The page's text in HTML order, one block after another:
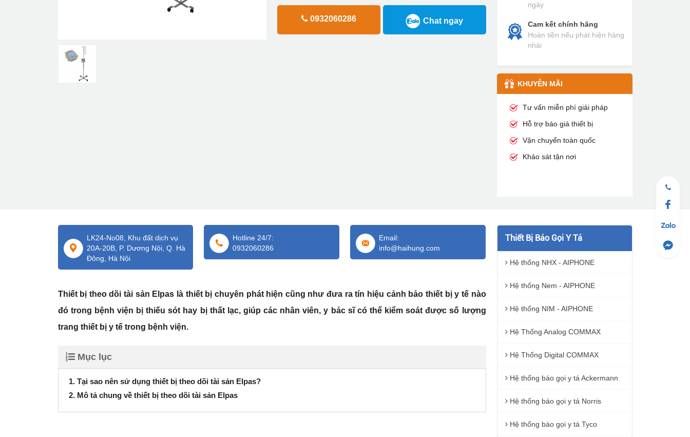
0932060286 Chat ngay
ngày
Cam kết chính hãng
Hoàn tiền nếu phát hiện hàng
nhái
KHUYỄN MÃI
Tư vấn miễn phí giải pháp
Hỗ trợ báo giá thiết bị
Vận chuyển toàn quốc
Khảo sát tận nơi
LK24-No08, Khu đất dịch vụ
20A-20B, P. Dương Nội, Q. Hà
Đông, Hà Nội
Hotline 24/7:
0932060286
Email:
info@haihung.com
Thiết bị theo dõi tài sản Elpas là thiết bị chuyên phát hiện cũng như đưa ra tín hiệu cảnh bảo thiết bị y tế nào
đó trong bệnh viện bị thiếu sót hay bị thất lạc, giúp các nhân viên, y bác sĩ có thể kiểm soát được số lượng
trang thiết bị y tế trong bệnh viện.
Mục lục
1. Tại sao nên sử dụng thiết bị theo dõi tài sản Elpas?
2. Mô tả chung về thiết bị theo dõi tài sản Elpas
Thiết Bị Báo Gọi Y Tá
Hệ thống NHX - AIPHONE
Hệ thống Nem - AIPHONE
Hệ thống NIM - AIPHONE
Hệ Thống Analog COMMAX
Hệ Thống Digital COMMAX
Hệ thống báo gọi y tá Ackermann
Hệ thống báo gọi y tá Norris
Hệ thống báo gọi y tá Tyco